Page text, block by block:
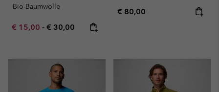
Bio-Baumwolle
Minimum sale price:
€ 15,00 - Maximum price:
€ 30,00
Regular price:
€ 80,00